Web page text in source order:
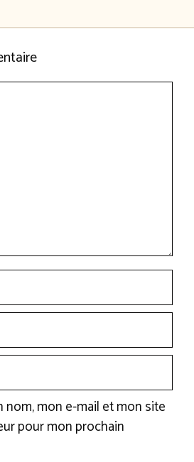
nom, mon e-mail et mon site
pour mon prochain